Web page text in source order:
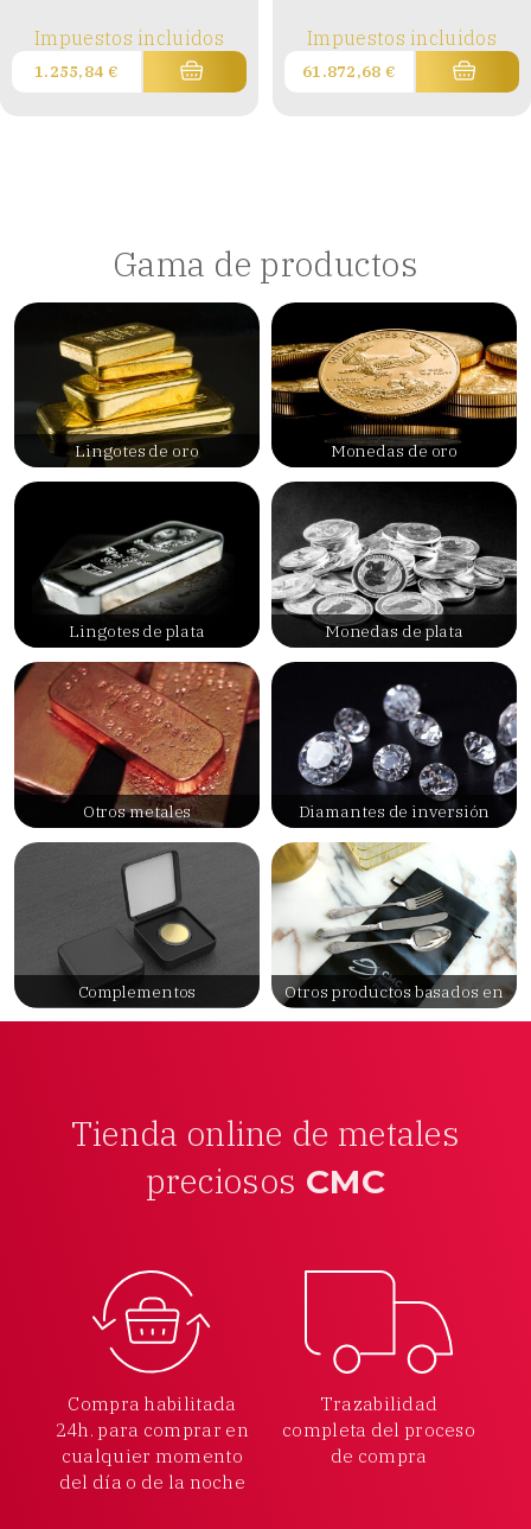
Impuestos incluidos
1.255,84 €
Impuestos incluidos
61.872,68 €
Gama de productos
Lingotes de oro Monedas de oro
Lingotes de plata Monedas de plata
Otros metales Diamantes de inversión
Complementos
Otros productos basados en
metales
Tienda online de metales
preciosos CMC
Compra habilitada
24h. para comprar en
cualquier momento
del día o de la noche
Trazabilidad
completa del proceso
de compra